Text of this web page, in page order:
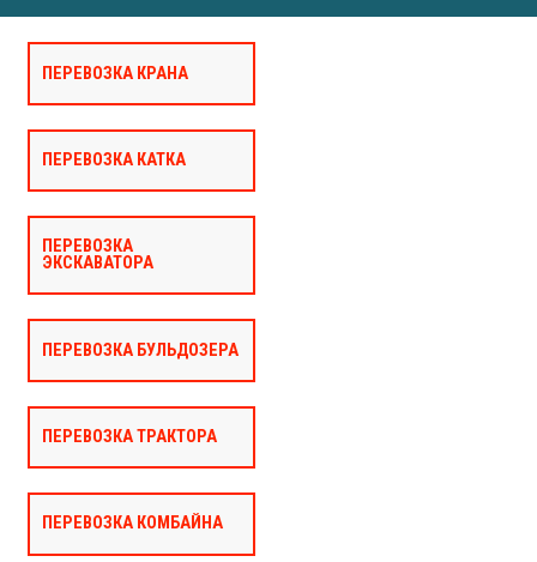
ПЕРЕВОЗКА КРАНА
ПЕРЕВОЗКА КАТКА
ПЕРЕВОЗКА
ЭКСКАВАТОРА
ПЕРЕВОЗКА БУЛЬДОЗЕРА
ПЕРЕВОЗКА ТРАКТОРА
ПЕРЕВОЗКА КОМБАЙНА